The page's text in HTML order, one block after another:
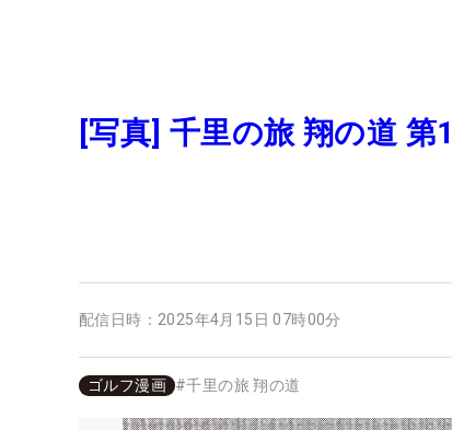
[写真] 千里の旅 翔の道 第
配信日時： 2025年4月15日 07時00分
ゴルフ漫画 #千里の旅 翔の道